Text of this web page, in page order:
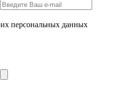
персональных данных